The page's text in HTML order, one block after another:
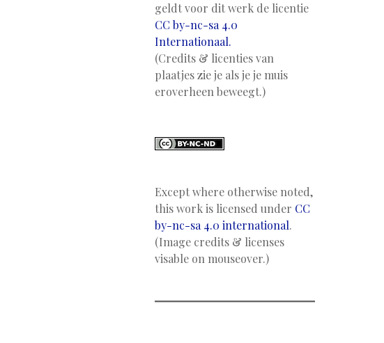
geldt voor dit werk de licentie
CC by-nc-sa 4.0
Internationaal.
(Credits & licenties van
plaatjes zie je als je je muis
eroverheen beweegt.)
Except where otherwise noted,
this work is licensed under CC
by-nc-sa 4.0 international.
(Image credits & licenses
visable on mouseover.)